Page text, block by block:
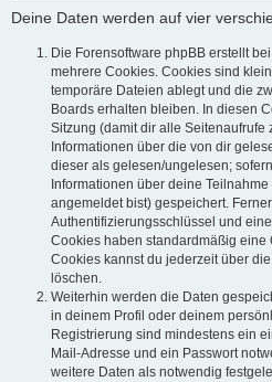
Deine Daten werden auf vier
Die Forensoftware phpBB erstellt
mehrere Cookies. Cookies sind
temporäre Dateien ablegt und die
Boards erhalten bleiben. In diesen
Sitzung (damit dir alle
Informationen über die von dir
dieser als gelesen/ungelesen;
Informationen über deine
angemeldet bist) gespeichert.
Authentifizierungsschlüssel und
Cookies haben standardmäßig eine
Cookies kannst du jederzeit über
löschen.
Weiterhin werden die Daten
in deinem Profil oder deinem
Registrierung sind mindestens ein
Mail-Adresse und ein Passwort
weitere Daten als notwendig